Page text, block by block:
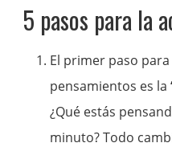
5 pasos para la
El primer paso
pensamientos es la
¿Qué estás
minuto? Todo